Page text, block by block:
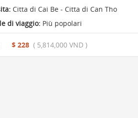
Citta di Cai Be - Citta di Can Tho
di viaggio:Più popolari
$ 228 ( 5,814,000 VND )